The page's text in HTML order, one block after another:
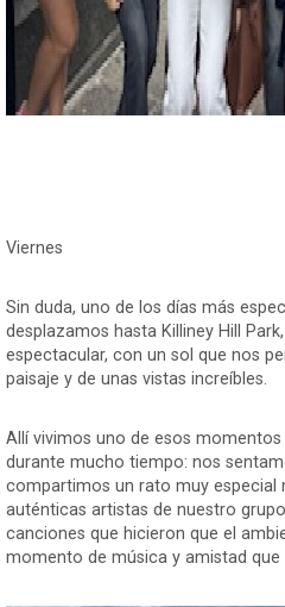
Viernes
Sin duda, uno de los días más
desplazamos hasta Killiney Hill
espectacular, con un sol que nos
paisaje y de unas vistas increíbles.
Allí vivimos uno de esos
durante mucho tiempo: nos
compartimos un rato muy especial
auténticas artistas de nuestro
canciones que hicieron que el
momento de música y amistad